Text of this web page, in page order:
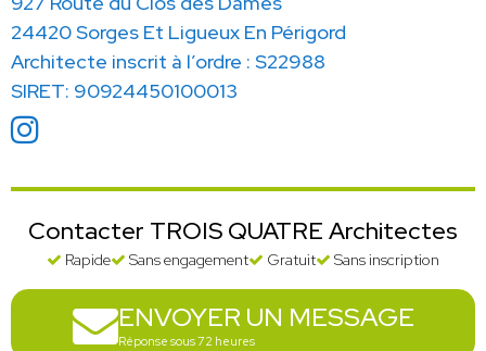
24420 Sorges Et Ligueux En Périgord
Architecte inscrit à l’ordre : S22988
SIRET: 90924450100013
Contacter TROIS QUATRE Architectes
Rapide Sans engagement Gratuit Sans inscription
ENVOYER UN MESSAGE
Réponse sous 72 heures